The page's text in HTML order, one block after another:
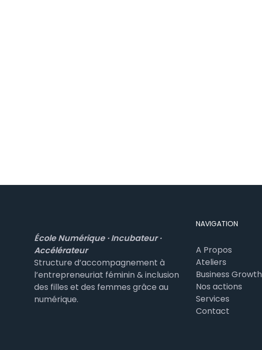
École Numérique · Incubateur ·
Accélérateur
Structure d’accompagnement à
l’entrepreneuriat féminin & inclusion
des filles et des femmes grâce au
numérique.
NAVIGATION
A Propos
Ateliers
Business Growth
Nos actions
Services
Contact